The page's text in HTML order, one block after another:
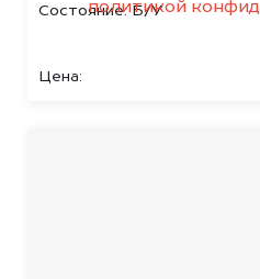
Состояние:Б/У
Цена:
политикой